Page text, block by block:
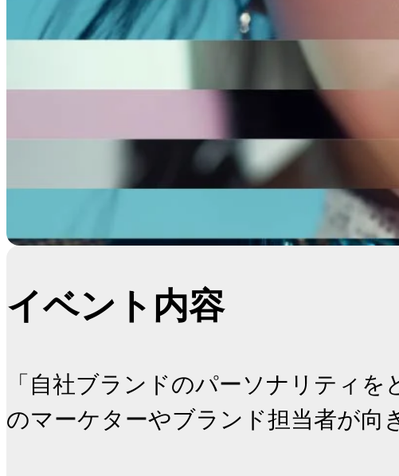
イベント内容
「自社ブランドのパーソナリティ
のマーケターやブランド担当者が向